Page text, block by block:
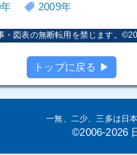
2009年
・図表の無断転用を禁じます。
トップに戻る ▶
一無、二少、三多は日
©2006-2026